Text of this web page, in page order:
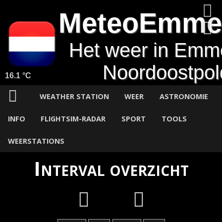
16.1 °C
Het weer in
WEATHER STATION WEER ASTRONOMIE
INFO FLIGHTSIM-RADAR SPORT TOOLS
WEERSTATIONS
Interval overzicht